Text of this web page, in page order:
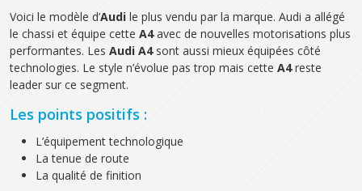
Voici le modèle d’Audi le plus vendu par la marque. Audi a allégé
le chassi et équipe cette A4avec de nouvelles motorisations plus
performantes. Les Audi A4sont aussi mieux équipées côté
technologies. Le style n’évolue pas trop mais cette A4reste
leader sur ce segment.
Les points positifs :
L’équipement technologique
La tenue de route
La qualité de finition